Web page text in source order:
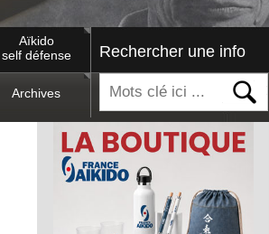
Aïkido
self défense
Archives
Rechercher une info